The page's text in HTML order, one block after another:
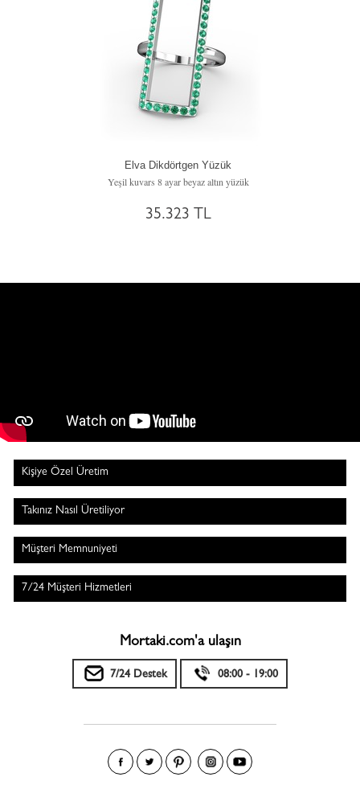
Elva Dikdörtgen Yüzük
Yeşil kuvars 8 ayar beyaz altın yüzük
35.323 TL
Kişiye Özel Üretim
Takınız Nasıl Üretiliyor
Müşteri Memnuniyeti
7/24 Müşteri Hizmetleri
Mortaki.com'a ulaşın
7/24 Destek 08:00 - 19:00